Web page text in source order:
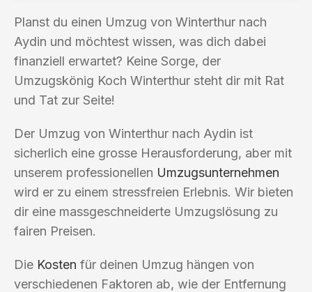
Planst du einen Umzug von Winterthur nach
Aydin und möchtest wissen, was dich dabei
finanziell erwartet? Keine Sorge, der
Umzugskönig Koch Winterthur steht dir mit Rat
und Tat zur Seite!
Der Umzug von Winterthur nach Aydin ist
sicherlich eine grosse Herausforderung, aber mit
unserem professionellen Umzugsunternehmen
wird er zu einem stressfreien Erlebnis. Wir bieten
dir eine massgeschneiderte Umzugslösung zu
fairen Preisen.
Die Kosten für deinen Umzug hängen von
verschiedenen Faktoren ab, wie der Entfernung